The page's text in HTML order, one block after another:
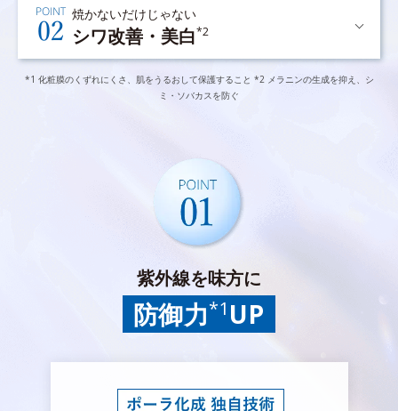
焼かないだけじゃない
シワ改善・美白*2
*1 化粧膜のくずれにくさ、肌をうるおして保護すること *2 メラニンの生成を抑え、シ
ミ・ソバカスを防ぐ
紫外線を味方に
防御力*1 UP